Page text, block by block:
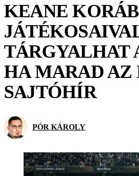
KEANE
TÁRGYALHAT
HA MARAD AZ
SAJTÓHÍR
PÓR KÁROLY